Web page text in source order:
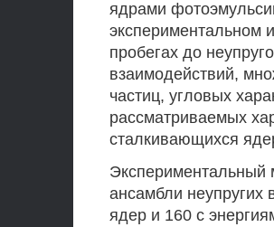
ядрами
экспериментальном
пробегах до
взаимодействий,
частиц, угловых
рассматриваемых
сталкивающихся
Экспериментальный
ансамбли неупругих
ядер и 160 с